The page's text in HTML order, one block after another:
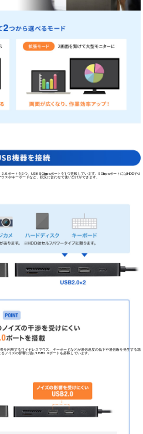
、有線LANの拡張接続ができます。外出や会議などの移動時
ンをサッと持ち運べます。